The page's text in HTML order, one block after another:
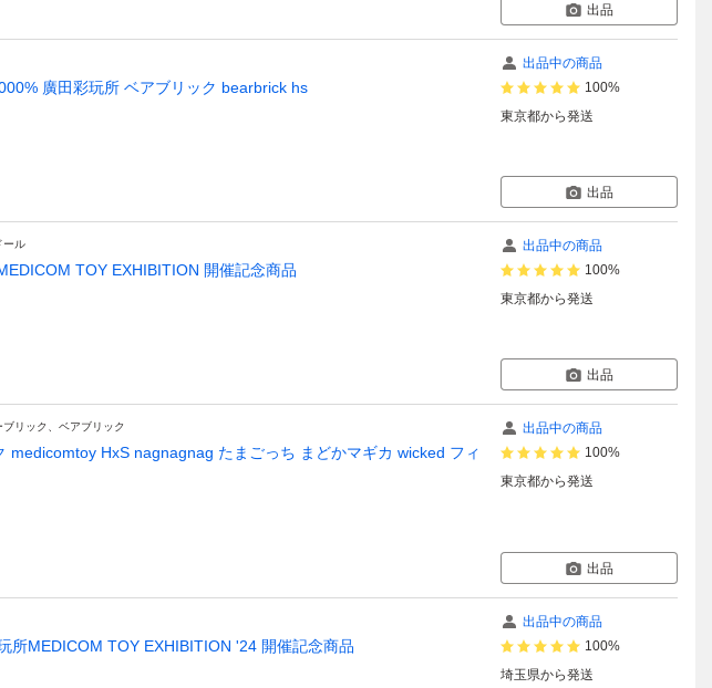
出品
廣田彩玩所 ベアブリック bearbrick hs
出品中の商品
100%
東京都から発送
出品
ール
TOY EXHIBITION 開催記念商品
出品中の商品
100%
東京都から発送
出品
ブリック、ベアブリック
medicomtoy HxS nagnagnag たまごっち まどかマギカ wicked フィ
出品中の商品
100%
東京都から発送
出品
所MEDICOM TOY EXHIBITION '24 開催記念商品
出品中の商品
100%
埼玉県から発送